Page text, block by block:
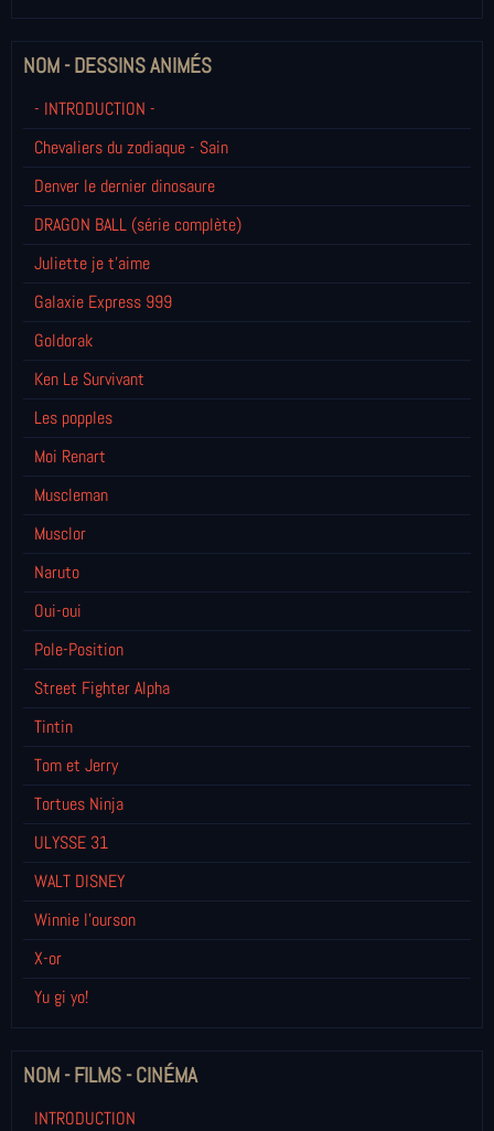
NOM - DESSINS ANIMÉS
- INTRODUCTION -
Chevaliers du zodiaque - Sain
Denver le dernier dinosaure
DRAGON BALL (série complète)
Juliette je t’aime
Galaxie Express 999
Goldorak
Ken Le Survivant
Les popples
Moi Renart
Muscleman
Musclor
Naruto
Oui-oui
Pole-Position
Street Fighter Alpha
Tintin
Tom et Jerry
Tortues Ninja
ULYSSE 31
WALT DISNEY
Winnie l’ourson
X-or
Yu gi yo!
NOM - FILMS - CINÉMA
INTRODUCTION